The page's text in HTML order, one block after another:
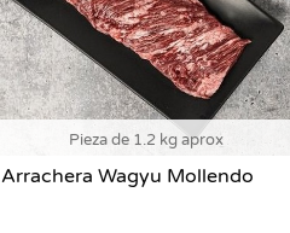
Pieza de 1.2 kg aprox
Arrachera Wagyu Mollendo